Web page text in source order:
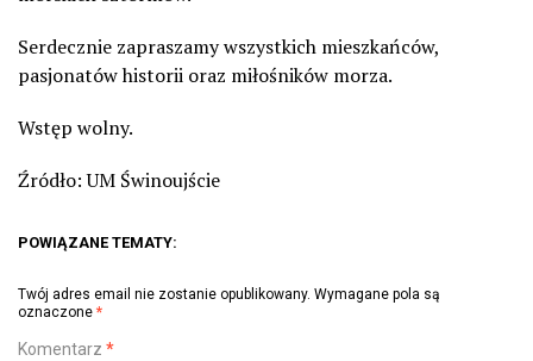
Serdecznie zapraszamy wszystkich mieszkańców,
pasjonatów historii oraz miłośników morza.
Wstęp wolny.
Źródło: UM Świnoujście
POWIĄZANE TEMATY:
Twój adres email nie zostanie opublikowany. Wymagane pola są
oznaczone *
Komentarz *